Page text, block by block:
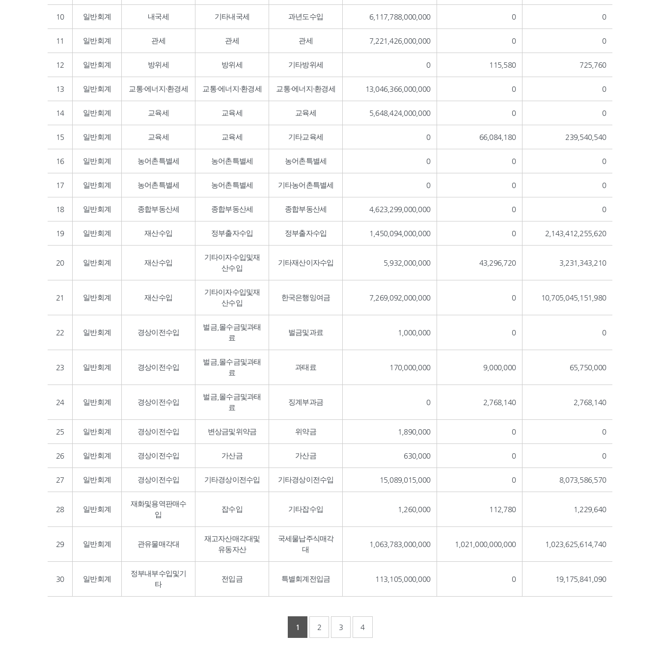
10 일반회계 내국세 기타내국세 과년도수입 6,117,788,000,000 0 0
11 일반회계 관세 관세 관세 7,221,426,000,000 0 0
12 일반회계 방위세 방위세 기타방위세 0 115,580 725,760
13 일반회계 교통·에너지·환경세 교통·에너지·환경세 교통·에너지·환경세 13,046,366,000,000 0 0
14 일반회계 교육세 교육세 교육세 5,648,424,000,000 0 0
15 일반회계 교육세 교육세 기타교육세 0 66,084,180 239,540,540
16 일반회계 농어촌특별세 농어촌특별세 농어촌특별세 0 0 0
17 일반회계 농어촌특별세 농어촌특별세 기타농어촌특별세 0 0 0
18 일반회계 종합부동산세 종합부동산세 종합부동산세 4,623,299,000,000 0 0
19 일반회계 재산수입 정부출자수입 정부출자수입 1,450,094,000,000 0 2,143,412,255,620
20 일반회계 재산수입
기타이자수입및재
산수입
기타재산이자수입 5,932,000,000 43,296,720 3,231,343,210
21 일반회계 재산수입
기타이자수입및재
산수입
한국은행잉여금 7,269,092,000,000 0 10,705,045,151,980
22 일반회계 경상이전수입
벌금,몰수금및과태
료
벌금및과료 1,000,000 0 0
23 일반회계 경상이전수입
벌금,몰수금및과태
료
과태료 170,000,000 9,000,000 65,750,000
24 일반회계 경상이전수입
벌금,몰수금및과태
료
징계부과금 0 2,768,140 2,768,140
25 일반회계 경상이전수입 변상금및위약금 위약금 1,890,000 0 0
26 일반회계 경상이전수입 가산금 가산금 630,000 0 0
27 일반회계 경상이전수입 기타경상이전수입 기타경상이전수입 15,089,015,000 0 8,073,586,570
28 일반회계
재화및용역판매수
입
잡수입 기타잡수입 1,260,000 112,780 1,229,640
29 일반회계 관유물매각대
재고자산매각대및
유동자산
국세물납주식매각
대
1,063,783,000,000 1,021,000,000,000 1,023,625,614,740
30 일반회계
정부내부수입및기
타
전입금 특별회계전입금 113,105,000,000 0 19,175,841,090
1 2 3 4